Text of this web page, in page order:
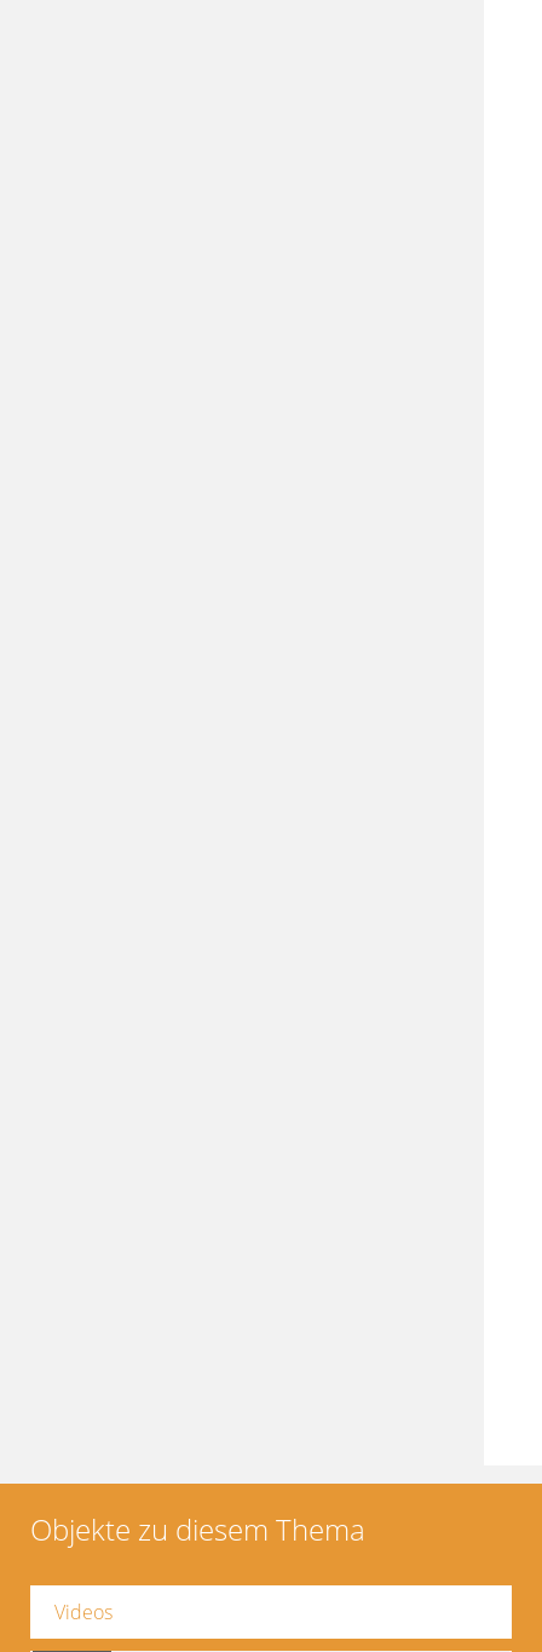
Objekte zu diesem Thema
Videos